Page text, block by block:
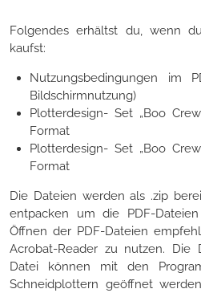
Folgendes erhältst du, wenn
kaufst:
Nutzungsbedingungen im
Bildschirmnutzung)
Plotterdesign- Set „Boo
Format
Plotterdesign- Set „Boo
Format
Die Dateien werden als .zip
entpacken um die PDF-
Öffnen der PDF-Dateien
Acrobat-Reader zu nutzen. Die
Datei können mit den
Schneidplottern geöffnet